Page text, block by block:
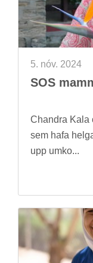
5. nóv. 2024
SOS
Chand­ra Kala
sem hafa
upp umko...